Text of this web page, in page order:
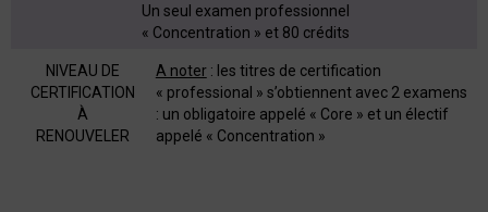
Un seul examen professionnel
« Concentration » et 80 crédits
NIVEAU DE
CERTIFICATION
À
RENOUVELER
A noter: les titres de certification
« professional » s’obtiennent avec 2 examens
: un obligatoire appelé « Core » et un électif
appelé « Concentration »